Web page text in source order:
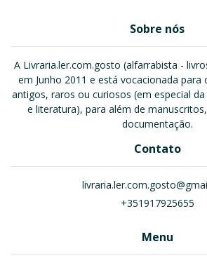
Sobre nós
A Livraria.ler.com.gosto (alfarrabista -
em Junho 2011 e está vocacionada para
antigos, raros ou curiosos (em especial
e literatura), para além de
documentação.
Contato
+351917925655
Menu